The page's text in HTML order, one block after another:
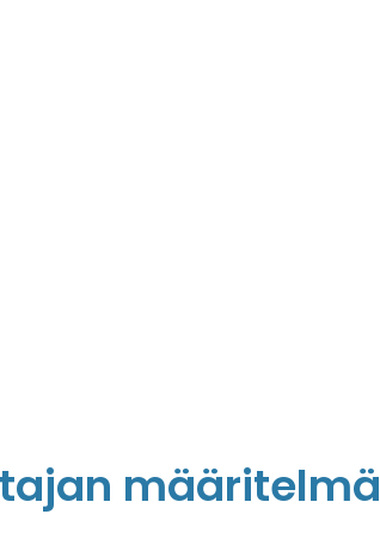
määritelmä